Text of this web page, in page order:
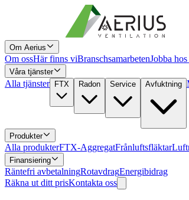
Om Aerius
Om ossHär finns viBranschsamarbetenJobba hos
Våra tjänster
Alla tjänster FTX Radon Service Avfuktning
Produkter
Alla produkterFTX-AggregatFrånluftsfläktar
Finansiering
Räntefri avbetalningRotavdragEnergibidrag
Räkna ut ditt prisKontakta oss